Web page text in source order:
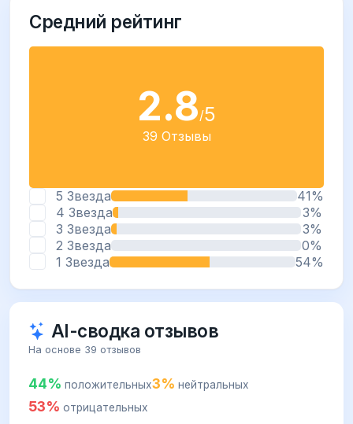
Средний рейтинг
2.8/5
39 Отзывы
5 Звезда
41%
4 Звезда
3%
3 Звезда
3%
2 Звезда
0%
1 Звезда
54%
AI-сводка отзывов
На основе 39 отзывов
44% положительных3% нейтральных
53% отрицательных